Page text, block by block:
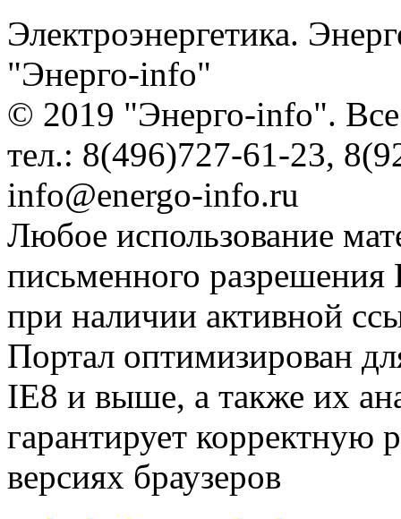
Электроэнергетика.
"Энерго-info"
© 2019 "Энерго-info".
тел.: 8(496)727-61-23,
info@energo-info.ru
Любое использование
письменного разрешения
при наличии активной
Портал оптимизирован
IE8 и выше, а также их
гарантирует корректную
версиях браузеров